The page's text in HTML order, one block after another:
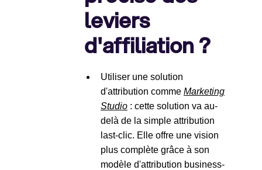
leviers
d'affiliation ?
Utiliser une solution
d'attribution comme Marketing
Studio : cette solution va au-
delà de la simple attribution
last-clic. Elle offre une vision
plus complète grâce à son
modèle d'attribution business-